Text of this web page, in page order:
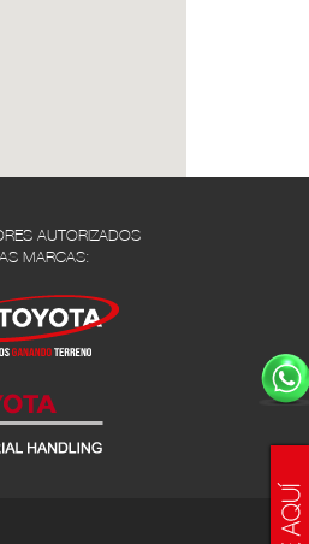
AUTORIZADOS
MARCAS: